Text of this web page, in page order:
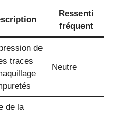
Ressenti
fréquent
de
traces
Neutre
de la